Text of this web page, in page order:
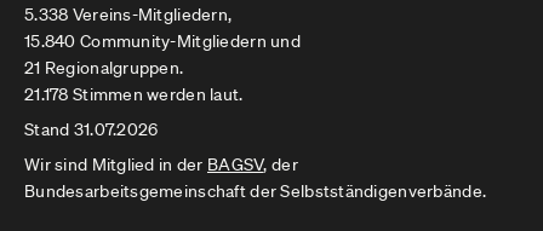
5.338 Vereins-Mitgliedern,
15.840 Community-Mitgliedern und
21 Regionalgruppen.
21.178 Stimmen werden laut.
Stand 31.07.2026
Wir sind Mitglied in der BAGSV, der
Bundesarbeitsgemeinschaft der Selbstständigenverbände.